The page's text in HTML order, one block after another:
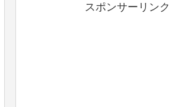
スポンサーリンク